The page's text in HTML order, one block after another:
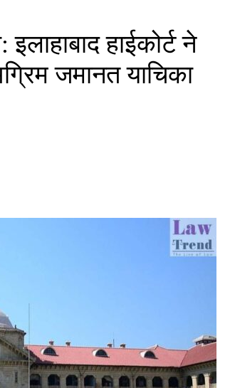
हाईकोर्ट ने
जमानत याचिका